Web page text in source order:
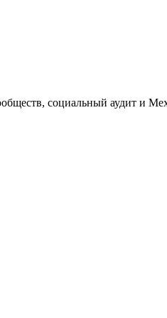
социальный аудит и